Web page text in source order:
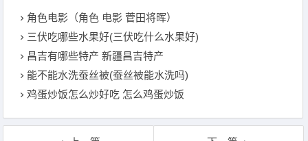
角色电影（角色 电影 菅田将晖）
三伏吃哪些水果好(三伏吃什么水果好)
昌吉有哪些特产 新疆昌吉特产
能不能水洗蚕丝被(蚕丝被能水洗吗)
鸡蛋炒饭怎么炒好吃 怎么鸡蛋炒饭